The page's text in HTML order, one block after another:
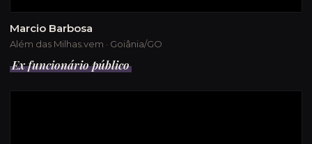
Marcio Barbosa
Além das Milhas.vem · Goiânia/GO
Ex funcionário público